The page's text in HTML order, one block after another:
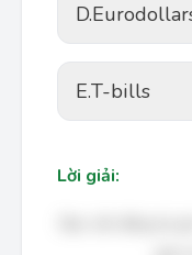
D.
E.T-bills
Lời giải: